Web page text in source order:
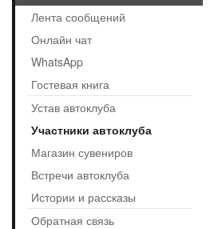
Лента сообщений
Онлайн чат
WhatsApp
Гостевая книга
Устав автоклуба
Участники автоклуба
Магазин сувениров
Встречи автоклуба
Истории и рассказы
Обратная связь